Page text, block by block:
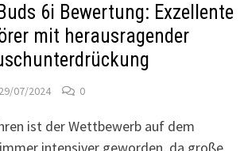
6i Bewertung: Exzellente
mit herausragender
29/07/2024 0
ist der Wettbewerb auf dem